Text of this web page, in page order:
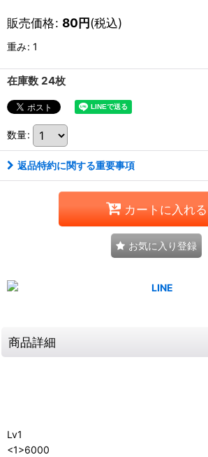
販売価格: 80円(税込)
重み: 1
在庫数 24枚
数量:
返品特約に関する重要事項
カートに入れる
お気に入り登録
商品詳細
Lv1
<1>6000